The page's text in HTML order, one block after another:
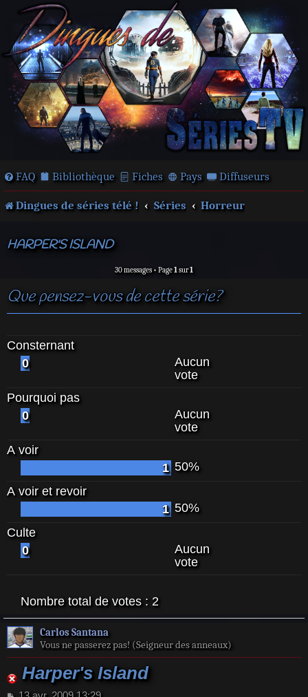
FAQ Bibliothèque Fiches Pays Diffuseurs
Dingues de séries télé ! Séries Horreur
HARPER'S ISLAND
30 messages • Page1sur1
Que pensez-vous de cette série?
Consternant
0
Aucun
vote
Pourquoi pas
0
Aucun
vote
A voir
1 50%
A voir et revoir
1 50%
Culte
0
Aucun
vote
Nombre total de votes : 2
Carlos Santana
Vous ne passerez pas! (Seigneur des anneaux)
Harper's Island
M